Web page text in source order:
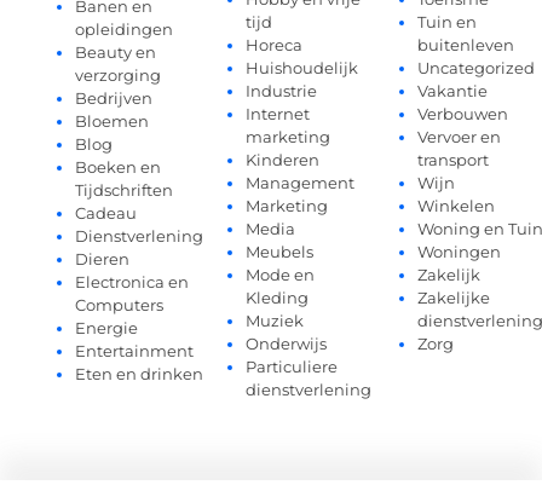
Banen en
opleidingen
Beauty en
verzorging
Bedrijven
Bloemen
Blog
Boeken en
Tijdschriften
Cadeau
Dienstverlening
Dieren
Electronica en
Computers
Energie
Entertainment
Eten en drinken
tijd
Horeca
Huishoudelijk
Industrie
Internet
marketing
Kinderen
Management
Marketing
Media
Meubels
Mode en
Kleding
Muziek
Onderwijs
Particuliere
dienstverlening
Tuin en
buitenleven
Uncategorized
Vakantie
Verbouwen
Vervoer en
transport
Wijn
Winkelen
Woning en Tuin
Woningen
Zakelijk
Zakelijke
dienstverlening
Zorg